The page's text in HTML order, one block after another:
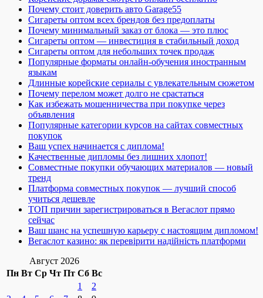
Почему стоит доверить авто Garage55
Сигареты оптом всех брендов без предоплаты
Почему минимальный заказ от блока — это плюс
Сигареты оптом — инвестиция в стабильный доход
Сигареты оптом для небольших точек продаж
Популярные форматы онлайн-обучения иностранным
языкам
Длинные корейские сериалы с увлекательным сюжетом
Почему перелом может долго не срастаться
Как избежать мошенничества при покупке через
объявления
Популярные категории курсов на сайтах совместных
покупок
Ваш успех начинается с диплома!
Качественные дипломы без лишних хлопот!
Совместные покупки обучающих материалов — новый
тренд
Платформа совместных покупок — лучший способ
учиться дешевле
ТОП причин зарегистрироваться в Вегаслот прямо
сейчас
Ваш шанс на успешную карьеру с настоящим дипломом!
Вегаслот казино: як перевірити надійність платформи
Август 2026
Пн Вт Ср Чт Пт Сб Вс
1
2